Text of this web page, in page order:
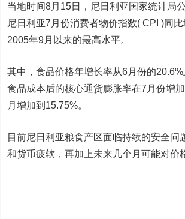
当地时间8月15日，尼日利亚国家统计局
尼日利亚7月份消费者物价指数( CPI )同
2005年9月以来的最高水平。
其中，食品价格年增长率从6月份的
食品成本后的核心通货膨胀率在7月份增
月增加到15.75%。
目前尼日利亚粮食产区面临持续的安全问
和货币疲软，再加上未来几个月可能对价